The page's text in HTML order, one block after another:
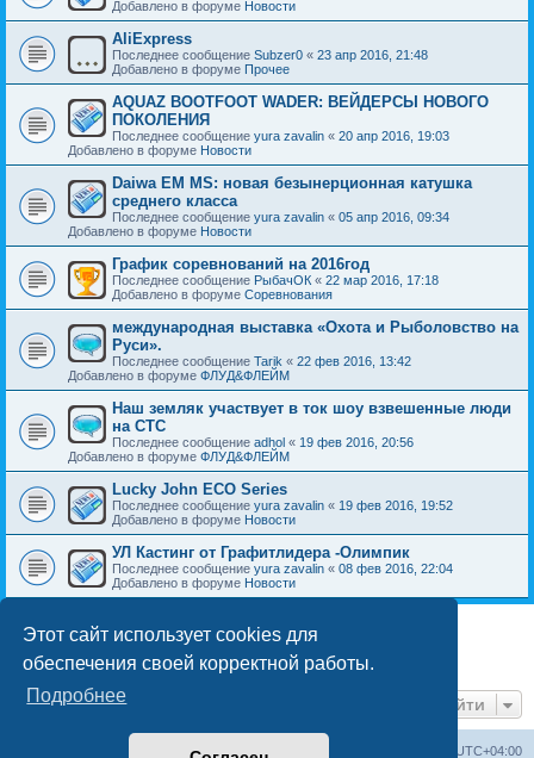
Этот сайт использует cookies для
обеспечения своей корректной работы.
Подробнее
Добавлено в форуме Новости
AliExpress
Последнее сообщение Subzer0 « 23 апр 2016, 21:48
Добавлено в форуме Прочее
AQUAZ BOOTFOOT WADER: ВЕЙДЕРСЫ НОВОГО
ПОКОЛЕНИЯ
Последнее сообщение yura zavalin « 20 апр 2016, 19:03
Добавлено в форуме Новости
Daiwa EM MS: новая безынерционная катушка
среднего класса
Последнее сообщение yura zavalin « 05 апр 2016, 09:34
Добавлено в форуме Новости
График соревнований на 2016год
Последнее сообщение РыбачОК « 22 мар 2016, 17:18
Добавлено в форуме Соревнования
международная выставка «Охота и Рыболовство на
Руси».
Последнее сообщение Tarik « 22 фев 2016, 13:42
Добавлено в форуме ФЛУД&ФЛЕЙМ
Наш земляк участвует в ток шоу взвешенные люди
на СТС
Последнее сообщение adhol « 19 фев 2016, 20:56
Добавлено в форуме ФЛУД&ФЛЕЙМ
Lucky John ECO Series
Последнее сообщение yura zavalin « 19 фев 2016, 19:52
Добавлено в форуме Новости
УЛ Кастинг от Графитлидера -Олимпик
Последнее сообщение yura zavalin « 08 фев 2016, 22:04
Добавлено в форуме Новости
Найдено 80 результатов 1 2 3 4
Перейти
Список форумов UTC+04:00